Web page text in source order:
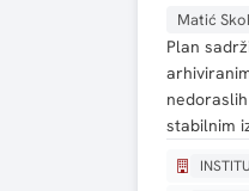
Matić
Plan
stabilnim